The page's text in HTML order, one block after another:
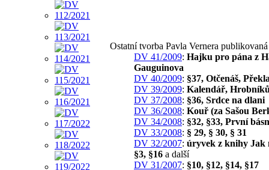
Ostatní tvorba Pavla Vernera
DV 41/2009: Hajku pro pána z
Gauguinova
DV 40/2009: §37, Otčenáš,
DV 39/2009: Kalendář,
DV 37/2008: §36, Srdce na dlani
DV 36/2008: Kouř (za Sašou
DV 34/2008: §32, §33, První
DV 33/2008: § 29, § 30, § 31
DV 32/2007: úryvek z knihy Jak
§3, §16 a další
DV 31/2007: §10, §12, §14, §17